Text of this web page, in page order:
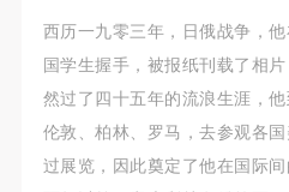
西历一九零三年，日俄战争，
国学生握手，被报纸刊载了相
然过了四十五年的流浪生涯，他
伦敦、柏林、罗马，去参观各
过展览，因此奠定了他在国际